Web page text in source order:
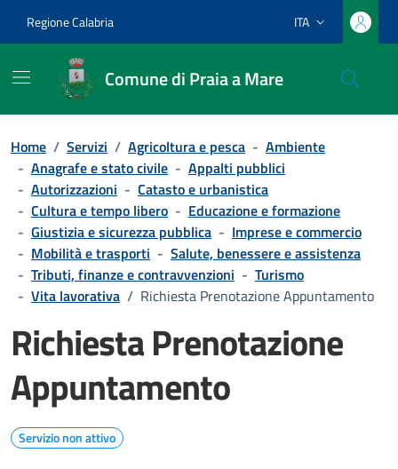
Regione Calabria Lingua attiva:
ITA
Comune di Praia a Mare
Home / Servizi / Agricoltura e pesca - Ambiente
- Anagrafe e stato civile - Appalti pubblici
- Autorizzazioni - Catasto e urbanistica
- Cultura e tempo libero - Educazione e formazione
- Giustizia e sicurezza pubblica - Imprese e commercio
- Mobilità e trasporti - Salute, benessere e assistenza
- Tributi, finanze e contravvenzioni - Turismo
- Vita lavorativa / Richiesta Prenotazione Appuntamento
Richiesta Prenotazione
Appuntamento
Servizio non attivo